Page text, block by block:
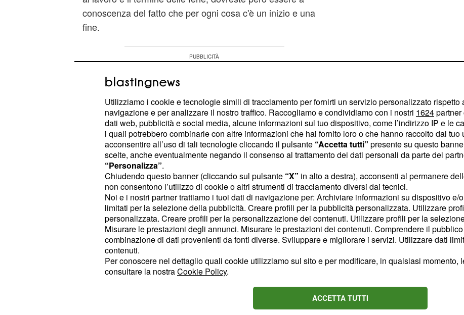
conoscenza del fatto che per ogni cosa c'è un inizio e una
fine.
È una magra consolazione, magari approfittate un po' del
weekend per riposare.
Gemelli: i vostri miglioramenti sono netti e sotto gli occhi di
tutti, soprattutto la passione ardirà nel vostro corpo e
Utilizziamo i cookie e tecnologie simili di tracciamento per fornirti un servizio personalizzato rispetto
navigazione e per analizzare il nostro traffico. Raccogliamo e condividiamo con i nostri 1624
dati web, pubblicità e social media, alcune informazioni sul tuo dispositivo, come l’indirizzo IP e le
i quali potrebbero combinarle con altre informazioni che hai fornito loro o che hanno raccolto dal
acconsentire all’uso di tali tecnologie cliccando il pulsante “Accetta tutti” presente su questo
scelte, anche eventualmente negando il consenso al trattamento dei dati personali da parte dei
“Personalizza”.
Chiudendo questo banner (cliccando sul pulsante “X” in alto a destra), acconsenti al permanere
non consentono l’utilizzo di cookie o altri strumenti di tracciamento diversi dai tecnici.
Noi e i nostri partner trattiamo i tuoi dati di navigazione per: Archiviare informazioni su dispositivo e/
limitati per la selezione della pubblicità. Creare profili per la pubblicità personalizzata. Utilizzare
personalizzata. Creare profili per la personalizzazione dei contenuti. Utilizzare profili per la
Misurare le prestazioni degli annunci. Misurare le prestazioni dei contenuti. Comprendere il
combinazione di dati provenienti da fonti diverse. Sviluppare e migliorare i servizi. Utilizzare dati
contenuti.
Per conoscere nel dettaglio quali cookie utilizziamo sul sito e per modificare, in qualsiasi momento,
consultare la nostraCookie Policy.
ACCETTA TUTTI